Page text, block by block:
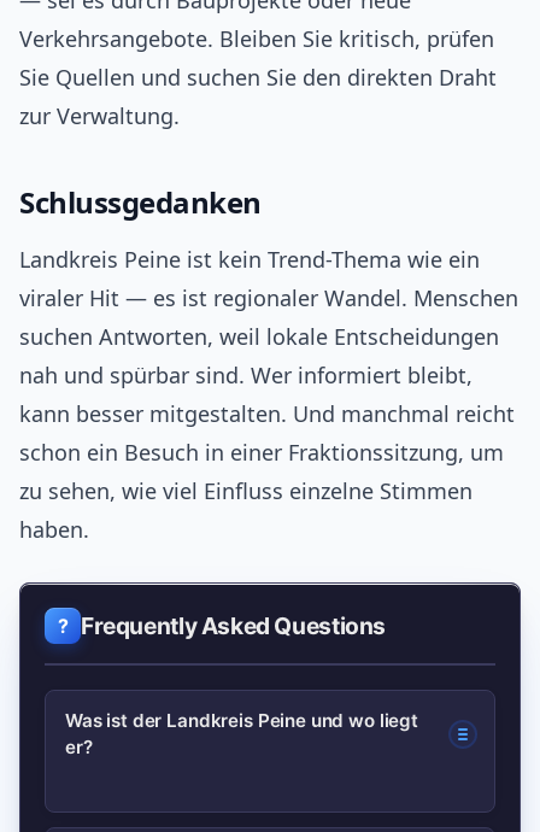
Verkehrsangebote. Bleiben Sie kritisch, prüfen
Sie Quellen und suchen Sie den direkten Draht
zur Verwaltung.
Schlussgedanken
Landkreis Peine ist kein Trend-Thema wie ein
viraler Hit — es ist regionaler Wandel. Menschen
suchen Antworten, weil lokale Entscheidungen
nah und spürbar sind. Wer informiert bleibt,
kann besser mitgestalten. Und manchmal reicht
schon ein Besuch in einer Fraktionssitzung, um
zu sehen, wie viel Einfluss einzelne Stimmen
haben.
Frequently Asked Questions
Was ist der Landkreis Peine und wo liegt
er?